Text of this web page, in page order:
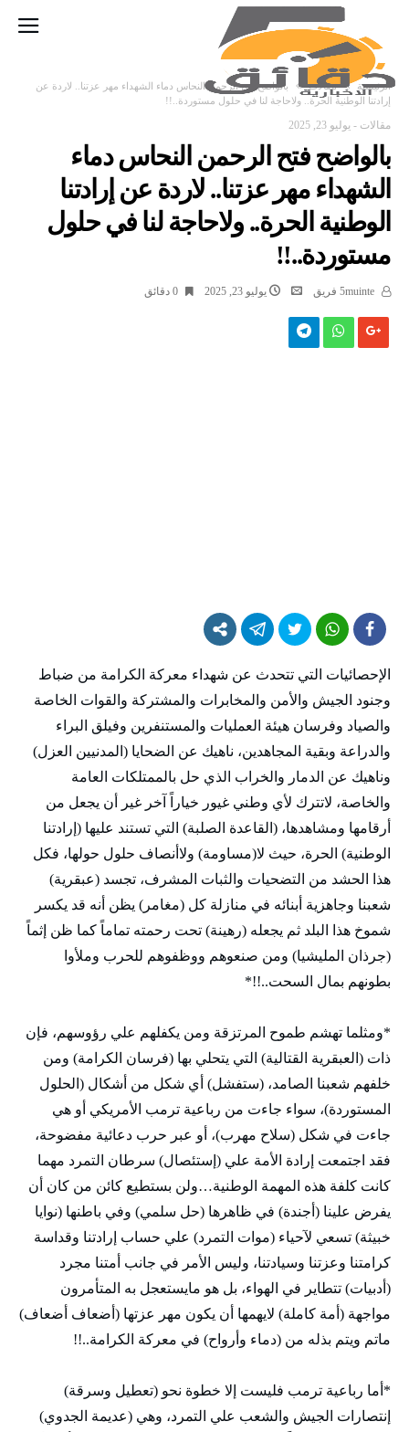
‫الرئيسية‬ مقالات
بالواضح فتح الرحمن النحاس دماء الشهداء مهر عزتنا.. لاردة عن
إرادتنا الوطنية الحرة.. ولاحاجة لنا في حلول مستوردة..!!
مقالات - يوليو 23, 2025
بالواضح فتح الرحمن النحاس دماء
الشهداء مهر عزتنا.. لاردة عن إرادتنا
الوطنية الحرة.. ولاحاجة لنا في حلول
مستوردة..!!
يوليو 23, 2025 0 ‫دقائق‬
الإحصائيات التي تتحدث عن شهداء معركة الكرامة من ضباط
وجنود الجيش والأمن والمخابرات والمشتركة والقوات الخاصة
والصياد وفرسان هيئة العمليات والمستنفرين وفيلق البراء
والدراعة وبقية المجاهدين، ناهيك عن الضحايا (المدنيين العزل)
وناهيك عن الدمار والخراب الذي حل بالممتلكات العامة
والخاصة، لاتترك لأي وطني غيور خياراً آخر غير أن يجعل من
أرقامها ومشاهدها، (القاعدة الصلبة) التي تستند عليها (إرادتنا
الوطنية) الحرة، حيث لا(مساومة) ولاأنصاف حلول حولها، فكل
هذا الحشد من التضحيات والثبات المشرف، تجسد (عبقرية)
شعبنا وجاهزية أبنائه في منازلة كل (مغامر) يظن أنه قد يكسر
شموخ هذا البلد ثم يجعله (رهينة) تحت رحمته تماماً كما ظن إثماً
(جرذان المليشيا) ومن صنعوهم ووظفوهم للحرب وملأوا
بطونهم بمال السحت..!!*
*ومثلما تهشم طموح المرتزقة ومن يكفلهم علي رؤوسهم، فإن
ذات (العبقرية القتالية) التي يتحلي بها (فرسان الكرامة) ومن
خلفهم شعبنا الصامد، (ستفشل) أي شكل من أشكال (الحلول
المستوردة)، سواء جاءت من رباعية ترمب الأمريكي أو هي
جاءت في شكل (سلاح مهرب)، أو عبر حرب دعائية مفضوحة،
فقد اجتمعت إرادة الأمة علي (إستئصال) سرطان التمرد مهما
كانت كلفة هذه المهمة الوطنية…ولن بستطيع كائن من كان أن
يفرض علينا (أجندة) في ظاهرها (حل سلمي) وفي باطنها (نوايا
خبيثة) تسعي لآحياء (موات التمرد) علي حساب إرادتنا وقداسة
كرامتنا وعزتنا وسيادتنا، وليس الأمر في جانب أمتنا مجرد
(أدبيات) تتطاير في الهواء، بل هو مايستعجل به المتأمرون
مواجهة (أمة كاملة) لايهمها أن يكون مهر عزتها (أضعاف أضعاف)
ماتم ويتم بذله من (دماء وأرواح) في معركة الكرامة..!!
*أما رباعية ترمب فليست إلا خطوة نحو (تعطيل وسرقة)
إنتصارات الجيش والشعب علي التمرد، وهي (عديمة الجدوي)